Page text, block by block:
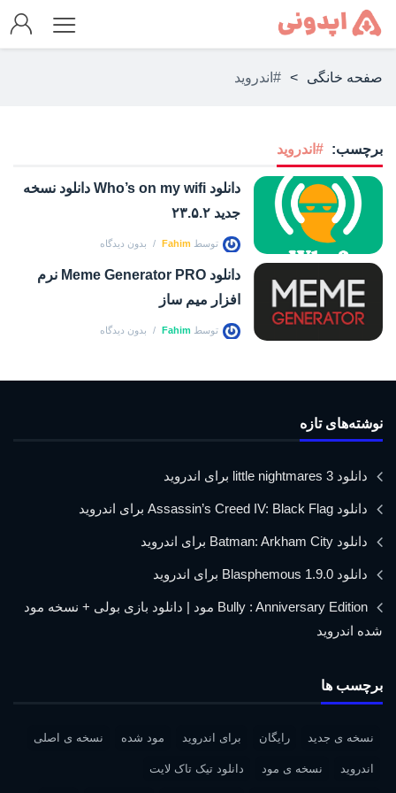
صفحه خانگی > #اندروید
برچسب: #اندروید
دانلود Who’s on my wifi دانلود نسخه
جدید ۲۳.۵.۲
توسط Fahim بدون دیدگاه
دانلود Meme Generator PRO نرم
افزار میم ساز
توسط Fahim بدون دیدگاه
نوشته‌های تازه
دانلود little nightmares 3 برای اندروید
دانلود Assassin’s Creed IV: Black Flag برای اندروید
دانلود Batman: Arkham City برای اندروید
دانلود Blasphemous 1.9.0 برای اندروید
Bully : Anniversary Edition مود | دانلود بازی بولی + نسخه مود
شده اندروید
برچسب ها
نسخه ی جدید رایگان برای اندروید مود شده نسخه ی اصلی
اندروید نسخه ی مود دانلود تیک تاک لایت